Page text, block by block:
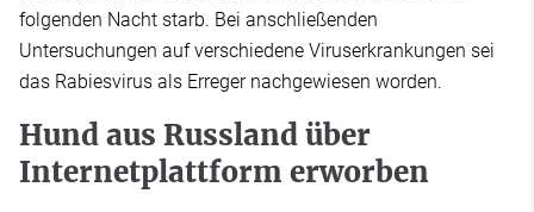
folgenden Nacht starb. Bei anschließenden
Untersuchungen auf verschiedene Viruserkrankungen sei
das Rabiesvirus als Erreger nachgewiesen worden.
Hund aus Russland über
Internetplattform erworben